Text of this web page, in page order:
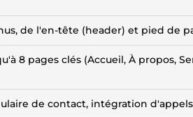
de l'en-tête (header) et pied de
8 pages clés (Accueil, À propos,
de contact, intégration